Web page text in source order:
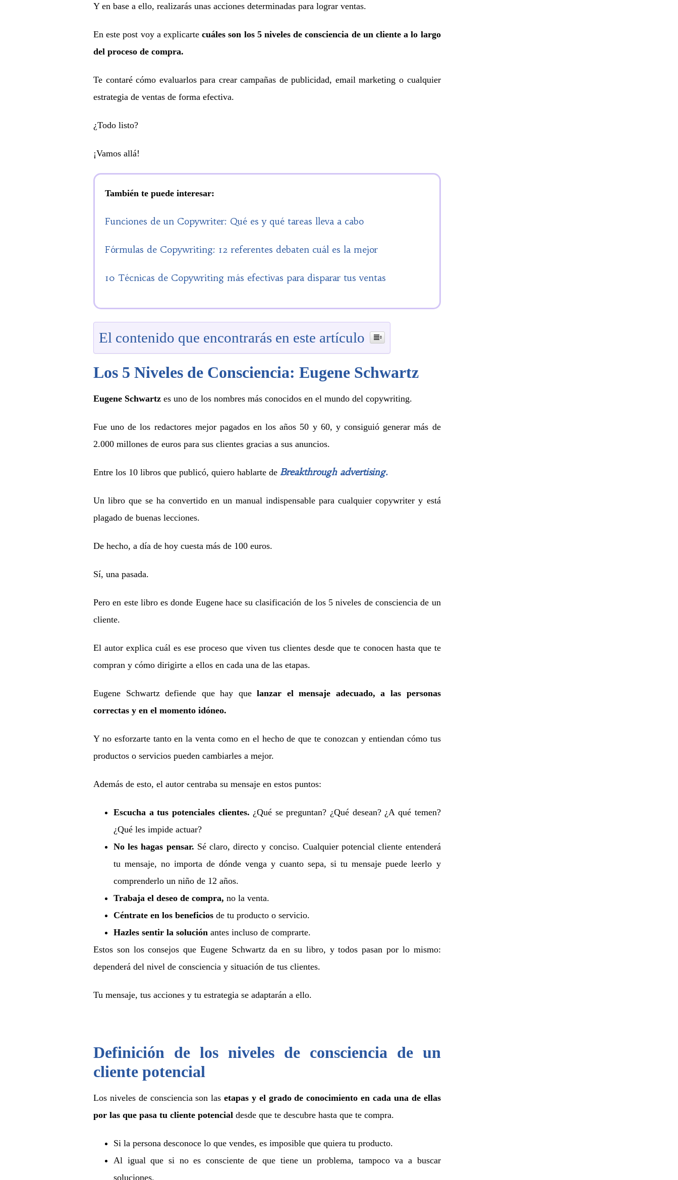
Y en base a ello, realizarás unas acciones determinadas para lograr ventas.
En este post voy a explicartecuáles son los 5 niveles de consciencia de un cliente a lo largo
del proceso de compra.
Te contaré cómo evaluarlos para crear campañas de publicidad, email marketing o cualquier
estrategia de ventas de forma efectiva.
¿Todo listo?
¡Vamos allá!
También te puede interesar:
Funciones de un Copywriter: Qué es y qué tareas lleva a cabo
Fórmulas de Copywriting: 12 referentes debaten cuál es la mejor
10 Técnicas de Copywriting más efectivas para disparar tus ventas
El contenido que encontrarás en este artículo
Los 5 Niveles de Consciencia: Eugene Schwartz
Eugene Schwartz es uno de los nombres más conocidos en el mundo del copywriting.
Fue uno de los redactores mejor pagados en los años 50 y 60, y consiguió generar más de
2.000 millones de euros para sus clientes gracias a sus anuncios.
Entre los 10 libros que publicó, quiero hablarte de Breakthrough advertising.
Un libro que se ha convertido en un manual indispensable para cualquier copywriter y está
plagado de buenas lecciones.
De hecho, a día de hoy cuesta más de 100 euros.
Sí, una pasada.
Pero en este libro es donde Eugene hace su clasificación de los 5 niveles de consciencia de un
cliente.
El autor explica cuál es ese proceso que viven tus clientes desde que te conocen hasta que te
compran y cómo dirigirte a ellos en cada una de las etapas.
Eugene Schwartz defiende que hay quelanzar el mensaje adecuado, a las personas
correctas y en el momento idóneo.
Y no esforzarte tanto en la venta como en el hecho de que te conozcan y entiendan cómo tus
productos o servicios pueden cambiarles a mejor.
Además de esto, el autor centraba su mensaje en estos puntos:
Escucha a tus potenciales clientes. ¿Qué se preguntan? ¿Qué desean? ¿A qué temen?
¿Qué les impide actuar?
No les hagas pensar. Sé claro, directo y conciso. Cualquier potencial cliente entenderá
tu mensaje, no importa de dónde venga y cuanto sepa, si tu mensaje puede leerlo y
comprenderlo un niño de 12 años.
Trabaja el deseo de compra, no la venta.
Céntrate en los beneficios de tu producto o servicio.
Hazles sentir la solución antes incluso de comprarte.
Estos son los consejos que Eugene Schwartz da en su libro, y todos pasan por lo mismo:
dependerá del nivel de consciencia y situación de tus clientes.
Tu mensaje, tus acciones y tu estrategia se adaptarán a ello.
Definición de los niveles de consciencia de un
cliente potencial
Los niveles de consciencia son lasetapas y el grado de conocimiento en cada una de ellas
por las que pasa tu cliente potencial desde que te descubre hasta que te compra.
Si la persona desconoce lo que vendes, es imposible que quiera tu producto.
Al igual que si no es consciente de que tiene un problema, tampoco va a buscar
soluciones.